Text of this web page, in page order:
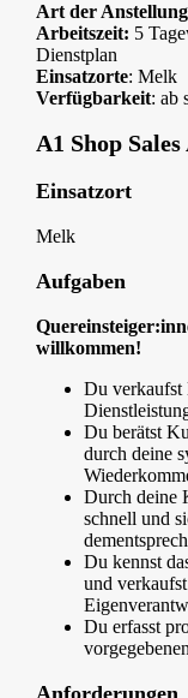
Art der
Arbeitszeit: 5
Dienstplan
Einsatzorte: Melk
Verfügbarkeit: ab
A1 Shop
Einsatzort
Melk
Aufgaben
willkommen!
Du
Du berätst
durch deine
Durch deine
schnell und
Du kennst
und
Du erfasst
Anforderungen